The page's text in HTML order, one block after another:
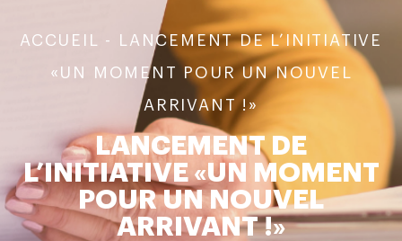
ACCUEIL
- LANCEMENT DE L’INITIATIVE
«UN MOMENT POUR UN NOUVEL
ARRIVANT !»
LANCEMENT DE
L’INITIATIVE «UN MOMENT
POUR UN NOUVEL
ARRIVANT !»